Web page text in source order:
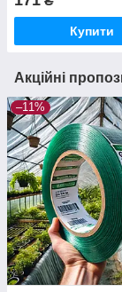
Купити
Акційні
–11%